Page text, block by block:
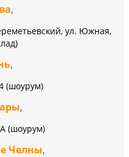
,
ул. Южная,
,
(шоурум)
,
(шоурум)
Челны,